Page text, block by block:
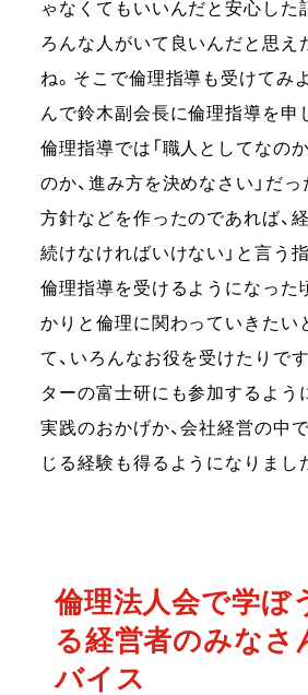
ゃなくてもいいんだと安心した
ろんな人がいて良いんだと思え
ね。そこで倫理指導も受けてみ
んで鈴木副会長に倫理指導を申
倫理指導では「職人としてなの
のか、進み方を決めなさい」だっ
方針などを作ったのであれば、
続けなければいけない」と言う
倫理指導を受けるようになった
かりと倫理に関わっていきたい
て、いろんなお役を受けたりで
ターの富士研にも参加するよう
実践のおかげか、会社経営の中
じる経験も得るようになりまし
倫理法人会で学ぼ
る経営者のみなさ
バイス